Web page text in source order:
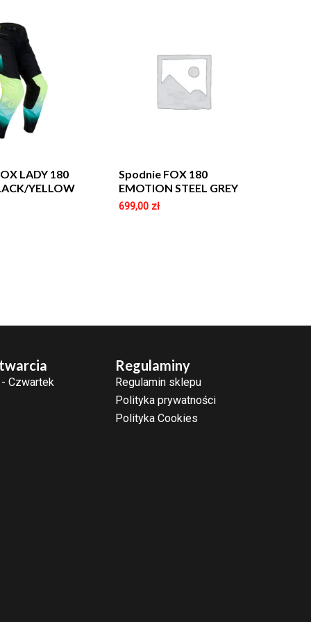
LADY 180
YELLOW
Spodnie FOX 180
EMOTION STEEL GREY
699,00 zł
Czwartek
Regulaminy
Regulamin sklepu
Polityka prywatności
Polityka Cookies